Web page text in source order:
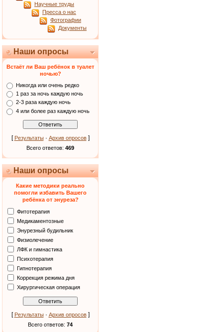
Научные труды
Пресса о нас
Фотографии
Документы
Наши опросы
Встаёт ли Ваш ребёнок в туалет
ночью?
Никогда или очень редко
1 раз за ночь каждую ночь
2-3 раза каждую ночь
4 или более раз каждую ночь
[ Результаты· Архив опросов]
Всего ответов: 469
Наши опросы
Какие методики реально
помогли избавить Вашего
ребёнка от энуреза?
Фитотерапия
Медикаментозные
Энурезный будильник
Физиолечение
ЛФК и гимнастика
Психотерапия
Гипнотерапия
Коррекция режима дня
Хирургическая операция
[ Результаты· Архив опросов]
Всего ответов: 74